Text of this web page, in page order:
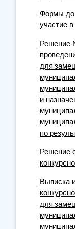
Формы
участие
Решение
для
и
по
Решение
Выписка
для